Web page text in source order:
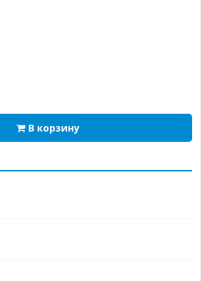
В корзину